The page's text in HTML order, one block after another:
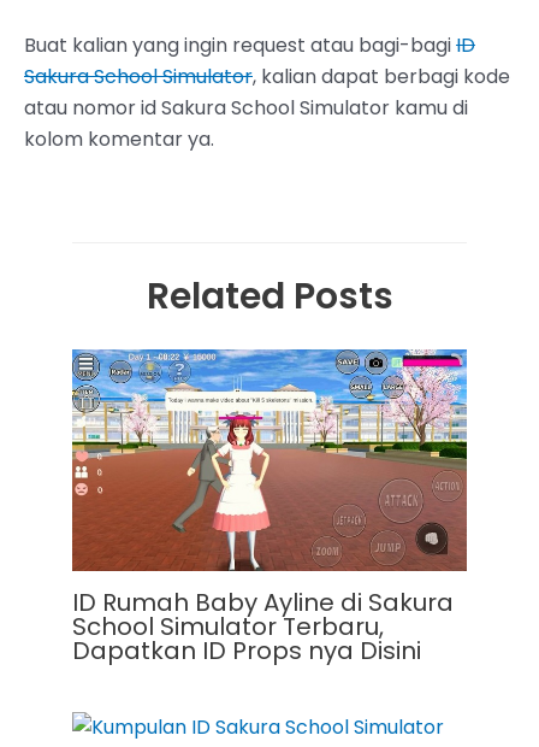
Buat kalian yang ingin request atau bagi-bagiID
Sakura School Simulator, kalian dapat berbagi kode
atau nomor id Sakura School Simulator kamu di
kolom komentar ya.
Related Posts
ID Rumah Baby Ayline di Sakura
School Simulator Terbaru,
Dapatkan ID Props nya Disini